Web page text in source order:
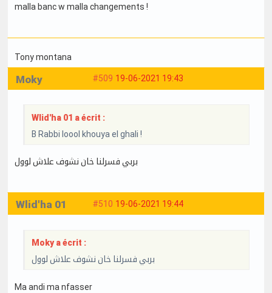
malla banc w malla changements !
Tony montana
#509 19-06-2021 19:43
Moky
Wlid'ha 01 a écrit :
B Rabbi loool khouya el ghali !
بربي فسرلنا خان نشوف علاش لوول
#510 19-06-2021 19:44
Wlid'ha 01
Moky a écrit :
بربي فسرلنا خان نشوف علاش لوول
Ma andi ma nfasser